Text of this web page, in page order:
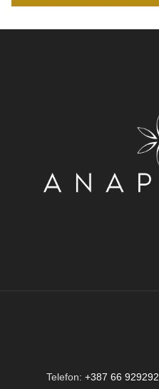
Telefon: +387 66 929292